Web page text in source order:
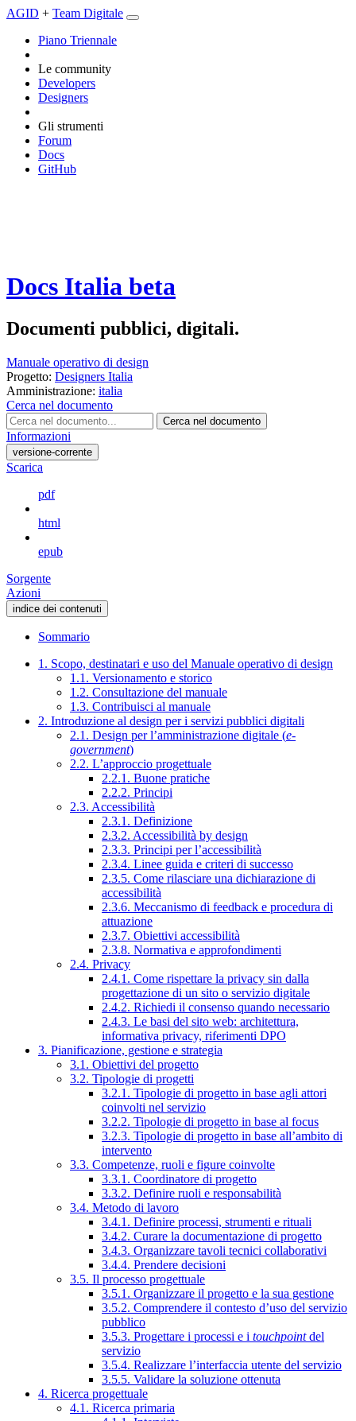
AGID + Team Digitale
Piano Triennale
Le community
Developers
Designers
Gli strumenti
Forum
Docs
GitHub
Docs Italia beta
Documenti pubblici, digitali.
Manuale operativo di design
Progetto: Designers Italia
Amministrazione: italia
Cerca nel documento
Cerca nel documento
Informazioni
versione-corrente
Scarica
pdf
html
epub
Sorgente
Azioni
indice dei contenuti
Sommario
1. Scopo, destinatari e uso del Manuale operativo di design
1.1. Versionamento e storico
1.2. Consultazione del manuale
1.3. Contribuisci al manuale
2. Introduzione al design per i servizi pubblici digitali
2.1. Design per l’amministrazione digitale (e-
government)
2.2. L’approccio progettuale
2.2.1. Buone pratiche
2.2.2. Principi
2.3. Accessibilità
2.3.1. Definizione
2.3.2. Accessibilità by design
2.3.3. Principi per l’accessibilità
2.3.4. Linee guida e criteri di successo
2.3.5. Come rilasciare una dichiarazione di
accessibilità
2.3.6. Meccanismo di feedback e procedura di
attuazione
2.3.7. Obiettivi accessibilità
2.3.8. Normativa e approfondimenti
2.4. Privacy
2.4.1. Come rispettare la privacy sin dalla
progettazione di un sito o servizio digitale
2.4.2. Richiedi il consenso quando necessario
2.4.3. Le basi del sito web: architettura,
informativa privacy, riferimenti DPO
3. Pianificazione, gestione e strategia
3.1. Obiettivi del progetto
3.2. Tipologie di progetti
3.2.1. Tipologie di progetto in base agli attori
coinvolti nel servizio
3.2.2. Tipologie di progetto in base al focus
3.2.3. Tipologie di progetto in base all’ambito di
intervento
3.3. Competenze, ruoli e figure coinvolte
3.3.1. Coordinatore di progetto
3.3.2. Definire ruoli e responsabilità
3.4. Metodo di lavoro
3.4.1. Definire processi, strumenti e rituali
3.4.2. Curare la documentazione di progetto
3.4.3. Organizzare tavoli tecnici collaborativi
3.4.4. Prendere decisioni
3.5. Il processo progettuale
3.5.1. Organizzare il progetto e la sua gestione
3.5.2. Comprendere il contesto d’uso del servizio
pubblico
3.5.3. Progettare i processi e i touchpointdel
servizio
3.5.4. Realizzare l’interfaccia utente del servizio
3.5.5. Validare la soluzione ottenuta
4. Ricerca progettuale
4.1. Ricerca primaria